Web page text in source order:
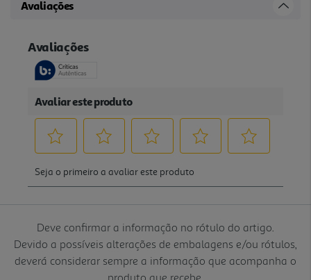
Avaliações
Deve confirmar a informação no rótulo do artigo.
Devido a possíveis alterações de embalagens e/ou rótulos,
deverá considerar sempre a informação que acompanha o
produto que recebe.